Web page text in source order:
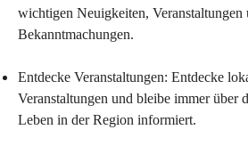
wichtigen Neuigkeiten, Veranstaltungen
Bekanntmachungen.
Entdecke Veranstaltungen: Entdecke
Veranstaltungen und bleibe immer über
Leben in der Region informiert.